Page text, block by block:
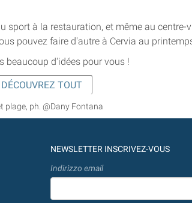
sport à la restauration, et même au centre-
pouvez faire d'autre à Cervia au
beaucoup d'idées pour vous !
DÉCOUVREZ TOUT
plage, ph. @Dany Fontana
NEWSLETTER INSCRIVEZ-VOUS
Indirizzo email